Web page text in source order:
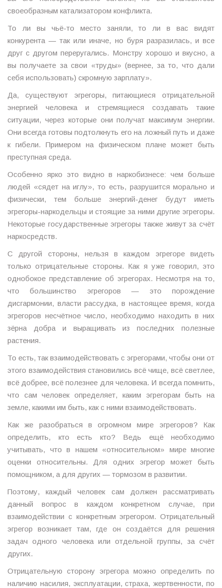
своеобразным катализатором конфликта.
То ли вы чьё-то место заняли, то ли в вас видят
конкурента — так или иначе, но буря разразилась, и все
друг с другом переругались. Монстру хорошо и вкусно, а
вы получаете за свои «труды» (вернее, за то, что дали
себя использовать) скромную зарплату».
Да, существуют эгрегоры, питающиеся отрицательной
энергией человека и стремящиеся создавать такие
ситуации, через которые они получат максимум энергии.
Они всегда готовы подтолкнуть его на ложный путь и даже
к гибели. Примером на физическом плане может быть
преступная среда.
Особенно ярко это видно в наркобизнесе: чем больше
людей «сядет на иглу», то есть, разрушится морально и
физически, тем больше энергий-денег будут иметь
эгрегоры-наркодельцы и стоящие за ними другие эгрегоры.
Некоторые государственные эгрегоры также живут за счёт
наркосредств.
С другой стороны, нельзя в каждом эгрегоре видеть
только отрицательные стороны. Как я уже говорил, это
однобокое представление об эгрегорах. Несмотря на то,
что большинство эгрегоров — это порождение
дисгармонии, власти рассудка, в настоящее время, когда
эгрегоров несчётное число, необходимо находить в них
зёрна добра и выращивать из последних полезные
растения.
То есть, так взаимодействовать с эгрегорами, чтобы они от
этого взаимодействия становились всё чище, всё светлее,
всё добрее, всё полезнее для человека. И всегда помнить,
что сам человек определяет, каким эгрегорам быть на
земле, какими им быть, как с ними взаимодействовать.
Как же разобраться в огромном мире эгрегоров? Как
определить, кто есть кто? Ведь ещё необходимо
учитывать, что в нашем «относительном» мире многие
оценки относительны. Для одних эгрегор может быть
помощником, а для других — тормозом в развитии.
Поэтому, каждый человек сам должен рассматривать
данный вопрос в каждом конкретном случае, при
взаимодействии с конкретным эгрегором. Отрицательный
эгрегор возникает там, где он создаётся для решения
задач одного человека или отдельной группы, за счёт
других.
Отрицательную сторону эгрегора можно определить по
наличию насилия, эксплуатации, страха, жертвенности, по